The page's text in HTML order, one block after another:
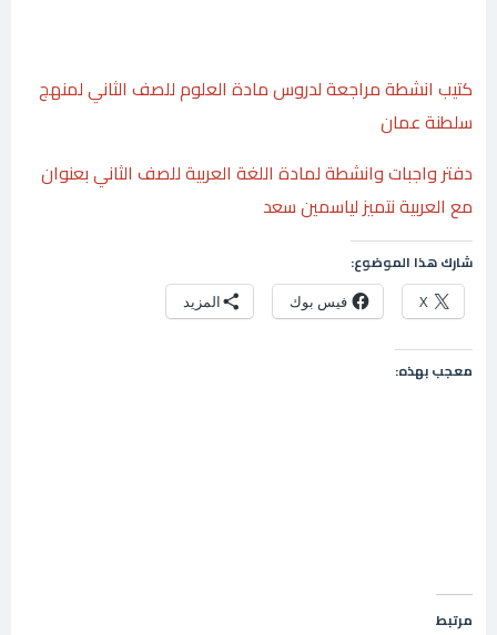
كتيب انشطة مراجعة لدروس مادة العلوم للصف الثاني لمنهج
سلطنة عمان
دفتر واجبات وانشطة لمادة اللغة العربية للصف الثاني بعنوان
مع العربية نتميز لياسمين سعد
شارك هذا الموضوع:
X فيس بوك المزيد
معجب بهذه:
مرتبط